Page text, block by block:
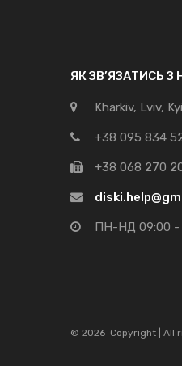
ЯК ЗВ’ЯЗАТИСЬ З
Kharkiv, Lviv,
+38 095 834
+38 068 270
ПН-НД 09:00 -
© 2026 Copyright | All